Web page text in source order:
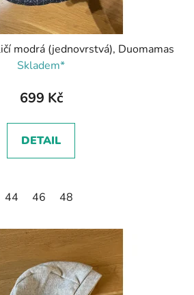
modrá (jednovrstvá), Duomamas
Skladem*
699 Kč
DETAIL
44 46 48